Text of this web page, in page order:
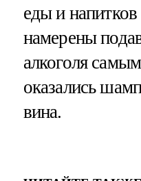
еды и
намерены
алкоголя
оказались
вина.